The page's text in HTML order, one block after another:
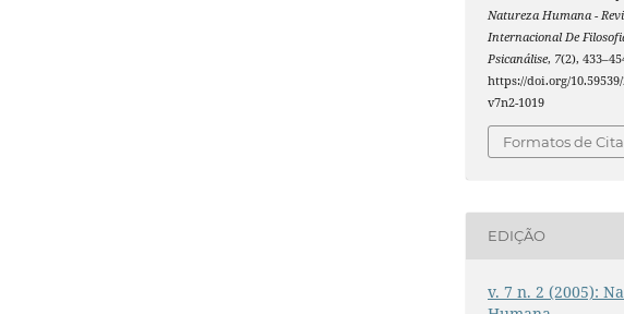
Natureza Humana -
Internacional De
Psicanálise, 7(2),
https://doi.org/10.59539/
v7n2-1019
Formatos de
EDIÇÃO
v. 7 n. 2 (2005):